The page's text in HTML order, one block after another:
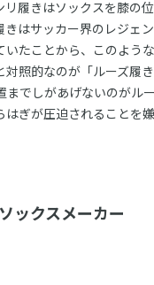
リ履きはソックスを膝の
きはサッカー界のレジェ
いたことから、このよう
対照的なのが「ルーズ履
までしがあげないのがル
はぎが圧迫されることを
ックスメーカー